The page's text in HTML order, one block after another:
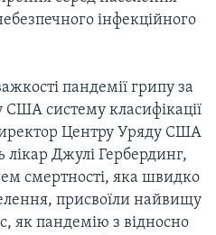
інфекційного
пандемії грипу за
США систему класифікації
Центру Уряду США
Джулі Гербердинг,
смертності, яка швидко
присвоїли найвищу
як пандемію з відносно